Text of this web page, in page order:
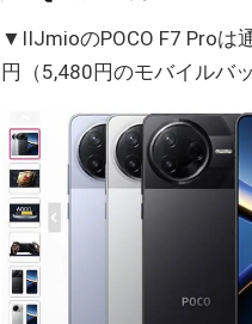
▼IIJmioのPOCO F7 Proは
円（5,480円のモバイルバ